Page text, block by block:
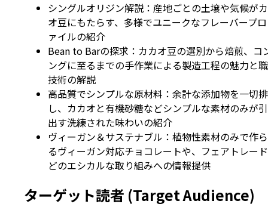
シングルオリジン解説：産地ごとの土壌や気候が
オ豆にもたらす、多様でユニークなフレーバープ
ァイルの紹介
Bean to Barの探求：カカオ豆の選別から焙煎、コ
ングに至るまでの手作業による製造工程の魅力と
技術の解説
高品質でシンプルな原材料：余計な添加物を一切
し、カカオと有機砂糖などシンプルな素材のみが
出す洗練された味わいの紹介
ヴィーガン＆サステナブル：植物性素材のみで作
るヴィーガン対応チョコレートや、フェアトレー
どのエシカルな取り組みへの情報提供
ターゲット読者 (Target Audience)